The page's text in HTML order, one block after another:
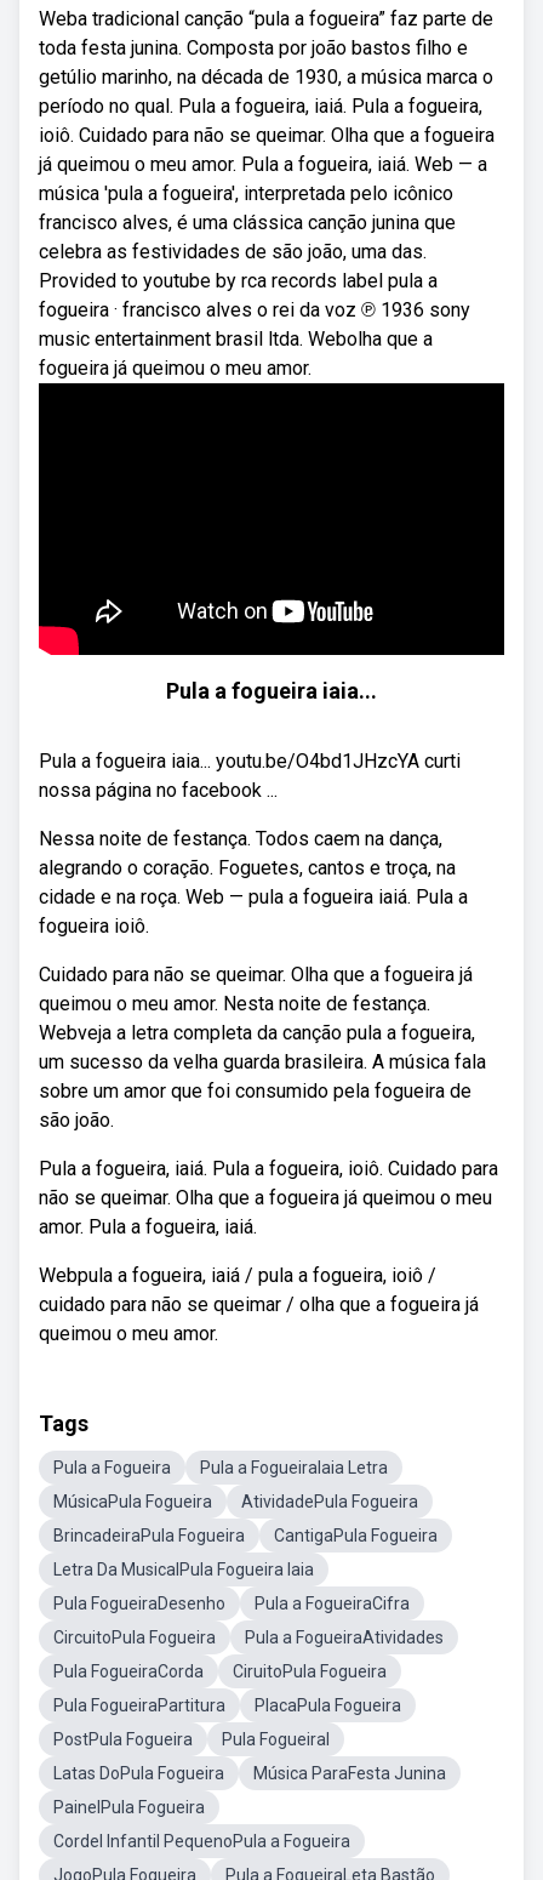
Weba tradicional canção “pula a fogueira” faz parte de
toda festa junina. Composta por joão bastos filho e
getúlio marinho, na década de 1930, a música marca o
período no qual. Pula a fogueira, iaiá. Pula a fogueira,
ioiô. Cuidado para não se queimar. Olha que a fogueira
já queimou o meu amor. Pula a fogueira, iaiá. Web — a
música 'pula a fogueira', interpretada pelo icônico
francisco alves, é uma clássica canção junina que
celebra as festividades de são joão, uma das.
Provided to youtube by rca records label pula a
fogueira · francisco alves o rei da voz ℗ 1936 sony
music entertainment brasil ltda. Webolha que a
fogueira já queimou o meu amor.
Pula a fogueira iaia...
Pula a fogueira iaia... youtu.be/O4bd1JHzcYA curti
nossa página no facebook ...
Nessa noite de festança. Todos caem na dança,
alegrando o coração. Foguetes, cantos e troça, na
cidade e na roça. Web — pula a fogueira iaiá. Pula a
fogueira ioiô.
Cuidado para não se queimar. Olha que a fogueira já
queimou o meu amor. Nesta noite de festança.
Webveja a letra completa da canção pula a fogueira,
um sucesso da velha guarda brasileira. A música fala
sobre um amor que foi consumido pela fogueira de
são joão.
Pula a fogueira, iaiá. Pula a fogueira, ioiô. Cuidado para
não se queimar. Olha que a fogueira já queimou o meu
amor. Pula a fogueira, iaiá.
Webpula a fogueira, iaiá / pula a fogueira, ioiô /
cuidado para não se queimar / olha que a fogueira já
queimou o meu amor.
Tags
Pula a Fogueira
Pula a FogueiraIaia Letra
MúsicaPula Fogueira
AtividadePula Fogueira
BrincadeiraPula Fogueira
CantigaPula Fogueira
Letra Da MusicalPula Fogueira Iaia
Pula FogueiraDesenho
Pula a FogueiraCifra
CircuitoPula Fogueira
Pula a FogueiraAtividades
Pula FogueiraCorda
CiruitoPula Fogueira
Pula FogueiraPartitura
PlacaPula Fogueira
PostPula Fogueira
Pula FogueiraI
Latas DoPula Fogueira
Música ParaFesta Junina
PainelPula Fogueira
Cordel Infantil PequenoPula a Fogueira
JogoPula Fogueira
Pula a FogueiraLeta Bastão